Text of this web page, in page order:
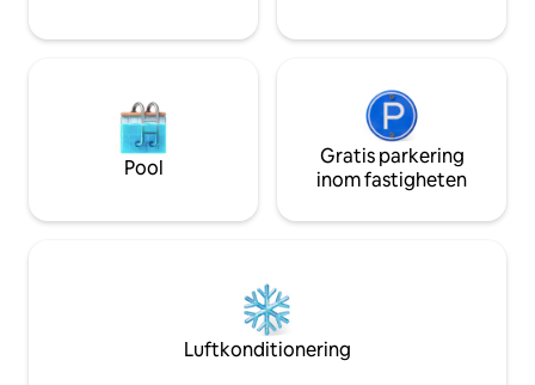
Pool
Gratis parkering
inom fastigheten
Luftkonditionering